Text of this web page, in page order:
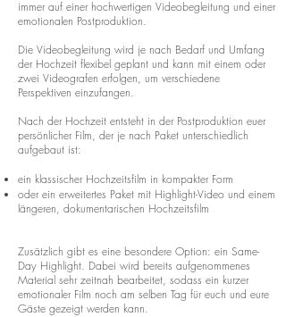
immer auf einer hochwertigen Videobegleitung und einer
emotionalen Postproduktion.
Die Videobegleitung wird je nach Bedarf und Umfang
der Hochzeit flexibel geplant und kann mit einem oder
zwei Videografen erfolgen, um verschiedene
Perspektiven einzufangen.
Nach der Hochzeit entsteht in der Postproduktion euer
persönlicher Film, der je nach Paket unterschiedlich
aufgebaut ist:
ein klassischer Hochzeitsfilm in kompakter Form
oder ein erweitertes Paket mit Highlight-Video und einem
längeren, dokumentarischen Hochzeitsfilm
Zusätzlich gibt es eine besondere Option: ein Same-
Day Highlight. Dabei wird bereits aufgenommenes
Material sehr zeitnah bearbeitet, sodass ein kurzer
emotionaler Film noch am selben Tag für euch und eure
Gäste gezeigt werden kann.